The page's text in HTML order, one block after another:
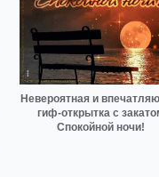
Невероятная и
гиф-открытка с
Спокойной ночи!